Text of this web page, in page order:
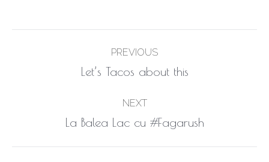
navigation
PREVIOUS
Previous
Let’s Tacos about this
NEXT
Next
La Balea Lac cu #Fagarush